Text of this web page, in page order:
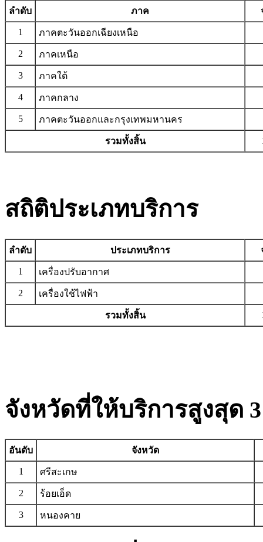
ลำดับ ภาค
1 ภาคตะวันออกเฉียงเหนือ
2 ภาคเหนือ
3 ภาคใต้
4 ภาคกลาง
5 ภาคตะวันออกและกรุงเทพมหานคร
รวมทั้งสิ้น
สถิติประเภทบริการ
ลำดับ ประเภทบริการ
1 เครื่องปรับอากาศ
2 เครื่องใช้ไฟฟ้า
รวมทั้งสิ้น
จังหวัดที่ให้บริการสูงสุด
อันดับ จังหวัด
1 ศรีสะเกษ
2 ร้อยเอ็ด
3 หนองคาย